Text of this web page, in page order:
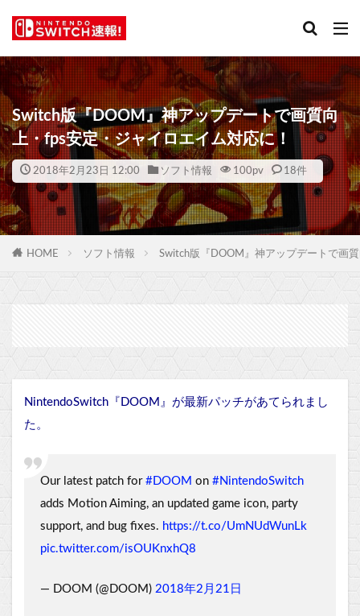
Switch版『DOOM』神アップデートで画質向
上・fps安定・ジャイロエイム対応に！
2018年2月23日 12:00 ソフト情報 100pv 18件
HOME ソフト情報 Switch版『DOOM』神アップデートで画
NintendoSwitch『DOOM』が最新パッチがあてられまし
た。
Our latest patch for #DOOM on #NintendoSwitch
adds Motion Aiming, an updated game icon, party
support, and bug fixes. https://t.co/UmNUdWunLk
pic.twitter.com/isOUKnxhQ8
— DOOM (@DOOM) 2018年2月21日